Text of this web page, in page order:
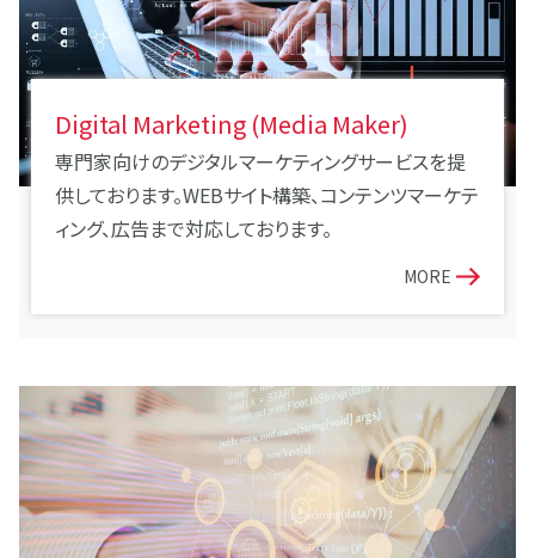
Digital Marketing (Media Maker)
専門家向けのデジタルマーケティングサービスを提
供しております。WEBサイト構築、コンテンツマーケテ
ィング、広告まで対応しております。
MORE